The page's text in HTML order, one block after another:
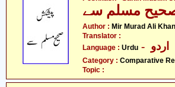
مسلم سے
Author : Mir Murad Ali Khan
Translator :
Language : Urdu
Category : Comparative
Topic :